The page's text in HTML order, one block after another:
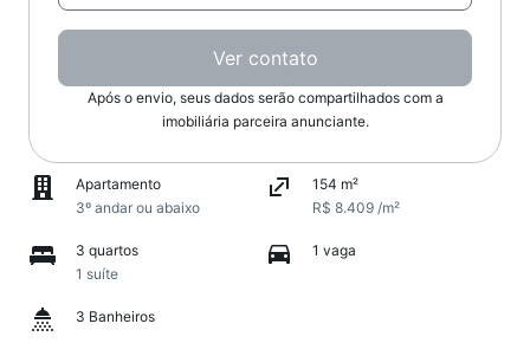
Ver contato
Após o envio, seus dados serão compartilhados com a
imobiliária parceira anunciante.
Apartamento
3º andar ou abaixo
154 m²
R$ 8.409 /m²
3 quartos
1 suíte
1 vaga
3 Banheiros